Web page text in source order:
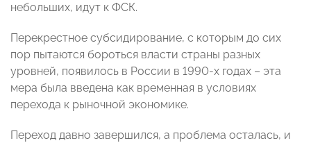
небольших, идут к ФСК.
Перекрестное субсидирование, с которым до сих
пор пытаются бороться власти страны разных
уровней, появилось в России в 1990-х годах – эта
мера была введена как временная в условиях
перехода к рыночной экономике.
Переход давно завершился, а проблема осталась, и